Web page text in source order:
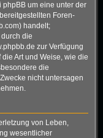
phpBB um eine unter der
Foren-
handelt;
die
zur Verfügung
Art und Weise, wie die
die
nicht untersagen
von Leben,
wesentlicher